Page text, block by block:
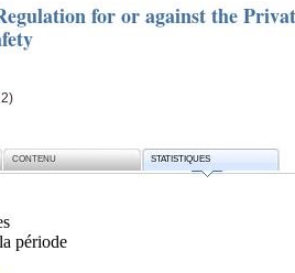
for or against the
CONTENU STATISTIQUES